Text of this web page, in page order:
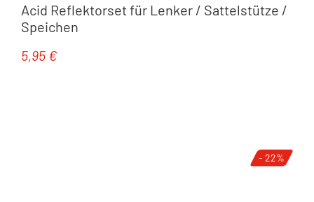
Acid Reflektorset für Lenker / Sattelstütze /
Speichen
Regulärer Preis:
5,95 €
- 22%